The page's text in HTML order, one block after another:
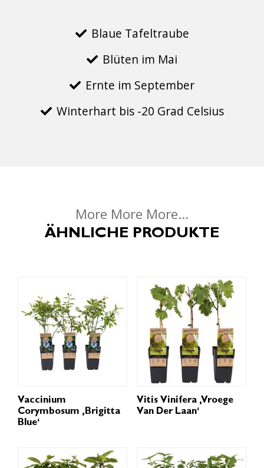
Blaue Tafeltraube
Blüten im Mai
Ernte im September
Winterhart bis -20 Grad Celsius
More More More...
ÄHNLICHE PRODUKTE
Vaccinium
Corymbosum ‚Brigitta
Blue‘
Vitis Vinifera ‚Vroege
Van Der Laan‘